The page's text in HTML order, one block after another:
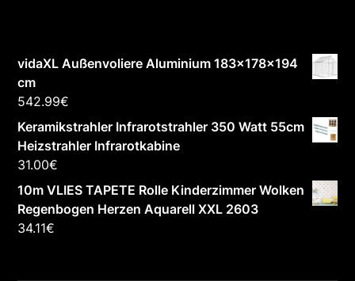
vidaXL Außenvoliere Aluminium 183x178x194
cm
542.99€
Keramikstrahler Infrarotstrahler 350 Watt 55cm
Heizstrahler Infrarotkabine
31.00€
10m VLIES TAPETE Rolle Kinderzimmer Wolken
Regenbogen Herzen Aquarell XXL 2603
34.11€